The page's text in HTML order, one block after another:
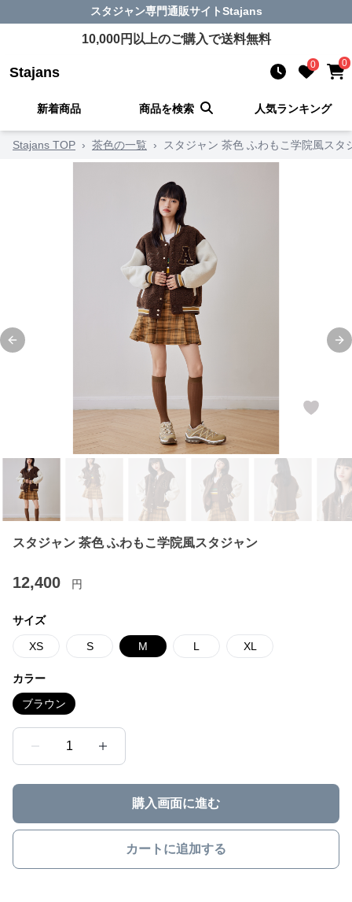
スタジャン専門通販サイトStajans
10,000円以上のご購入で送料無料
Stajans 0 0
新着商品 商品を検索 人気ランキング
Stajans TOP › 茶色の一覧 › スタジャン 茶色 ふわもこ学院風スタ
Previous slide
スタジャン 茶色 ふわもこ学院風スタジャン
12,400 円
サイズ
XS S M L XL
カラー
ブラウン
1
購入画面に進む
カートに追加する